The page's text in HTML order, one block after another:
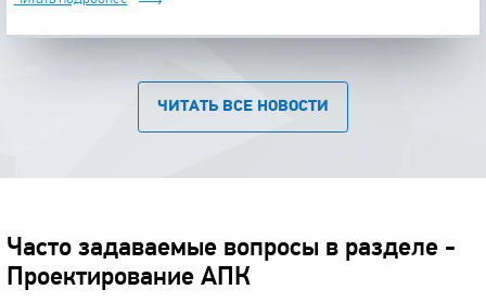
ЧИТАТЬ ВСЕ НОВОСТИ
Часто задаваемые вопросы в разделе -
Проектирование АПК